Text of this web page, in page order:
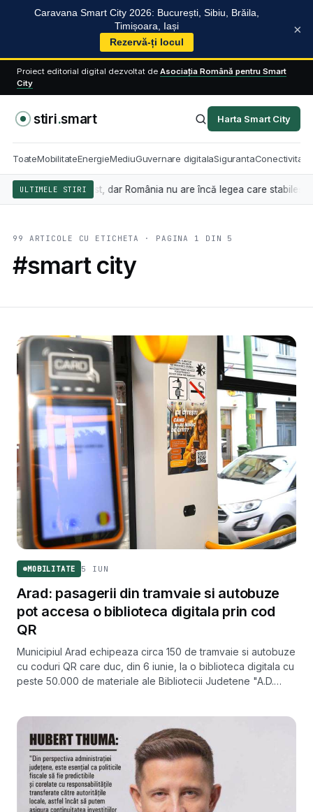
Caravana Smart City 2026: București, Sibiu, Brăila,
Timișoara, Iași
Rezervă-ți locul
×
Proiect editorial digital dezvoltat de Asociația Română pentru Smart
City
stiri.smart Harta Smart City
ToateMobilitateEnergieMediuGuvernare digitalaSigurantaConectivitate
ULTIMELE STIRI
august, dar România nu are încă legea care stabilește cine
99 ARTICOLE CU ETICHETA · PAGINA 1 DIN 5
#smart city
MOBILITATE 5 IUN
Arad: pasagerii din tramvaie si autobuze
pot accesa o biblioteca digitala prin cod
QR
Municipiul Arad echipeaza circa 150 de tramvaie si autobuze
cu coduri QR care duc, din 6 iunie, la o biblioteca digitala cu
peste 50.000 de materiale ale Bibliotecii Judetene "A.D.